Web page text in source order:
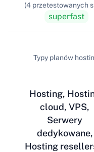
(4 przetestowanych
superfast
Hosting,
cloud, VPS,
Serwery
dedykowane,
Hosting
Typy planów